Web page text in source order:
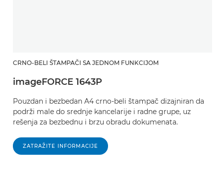
CRNO-BELI ŠTAMPAČI SA JEDNOM FUNKCIJOM
imageFORCE 1643P
Pouzdan i bezbedan A4 crno-beli štampač dizajniran da
podrži male do srednje kancelarije i radne grupe, uz
rešenja za bezbednu i brzu obradu dokumenata. ​
ZATRAŽITE INFORMACIJE